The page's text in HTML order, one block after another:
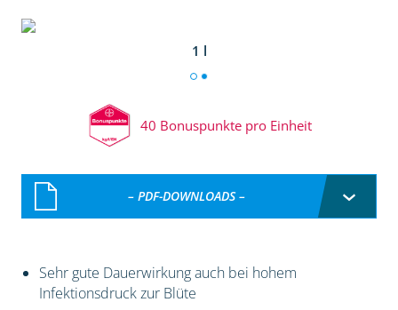
1 l
40 Bonuspunkte pro Einheit
– PDF-DOWNLOADS –
Sehr gute Dauerwirkung auch bei hohem
Infektionsdruck zur Blüte